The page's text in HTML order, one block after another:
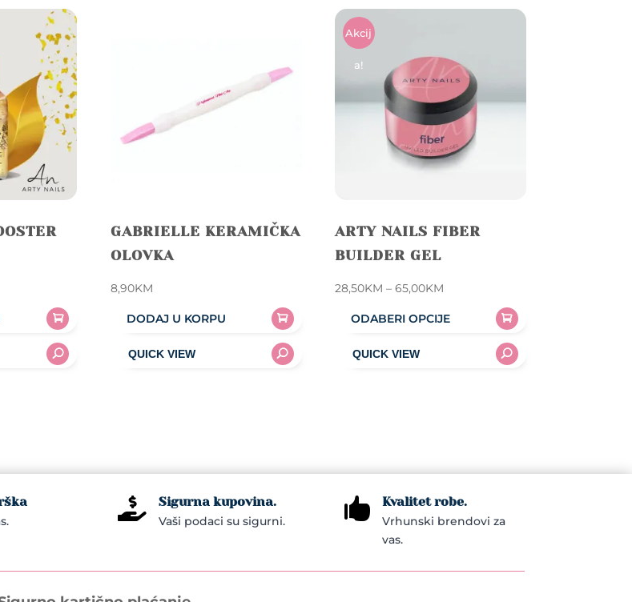
GABRIELLE KERAMIČKA
OLOVKA
8,90KM
DODAJ U KORPU
Akcij
A!
ARTY NAILS FIBER
BUILDER GEL
28,50KM – 65,00KMPrice
ODABERI OPCIJE
product
be
the
 Sigurna kupovina.
Vaši podaci su sigurni.  Kvalitet robe.
Vrhunski brendovi za
vas.